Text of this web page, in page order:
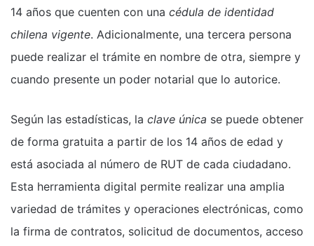
14 años que cuenten con una cédula de identidad
chilena vigente. Adicionalmente, una tercera persona
puede realizar el trámite en nombre de otra, siempre y
cuando presente un poder notarial que lo autorice.
Según las estadísticas, la clave única se puede obtener
de forma gratuita a partir de los 14 años de edad y
está asociada al número de RUT de cada ciudadano.
Esta herramienta digital permite realizar una amplia
variedad de trámites y operaciones electrónicas, como
la firma de contratos, solicitud de documentos, acceso